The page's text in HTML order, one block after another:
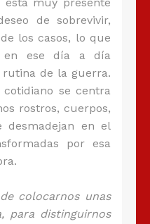
está muy presente
de sobrevivir,
los casos, lo que
en ese día a día
de la guerra.
se centra
rostros, cuerpos,
desmadejan en el
por esa
colocarnos unas
para distinguirnos